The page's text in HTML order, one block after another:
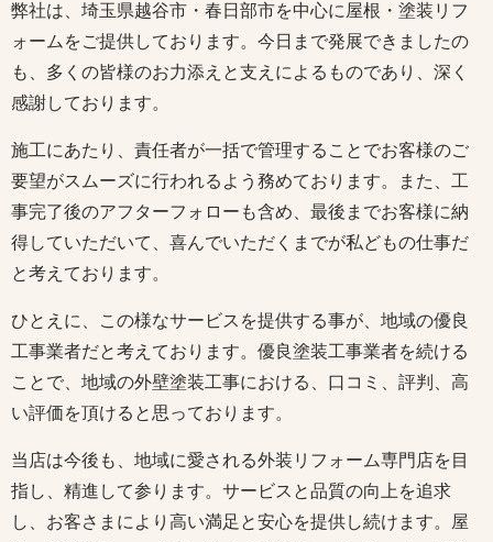
弊社は、埼玉県越谷市・春日部市を中心に屋根・塗装リフ
ォームをご提供しております。今日まで発展できましたの
も、多くの皆様のお力添えと支えによるものであり、深く
感謝しております。
施工にあたり、責任者が一括で管理することでお客様のご
要望がスムーズに行われるよう務めております。また、工
事完了後のアフターフォローも含め、最後までお客様に納
得していただいて、喜んでいただくまでが私どもの仕事だ
と考えております。
ひとえに、この様なサービスを提供する事が、地域の優良
工事業者だと考えております。優良塗装工事業者を続ける
ことで、地域の外壁塗装工事における、口コミ、評判、高
い評価を頂けると思っております。
当店は今後も、地域に愛される外装リフォーム専門店を目
指し、精進して参ります。サービスと品質の向上を追求
し、お客さまにより高い満足と安心を提供し続けます。屋